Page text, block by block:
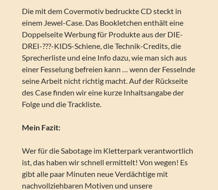
Die mit dem Covermotiv bedruckte CD steckt in
einem Jewel-Case. Das Bookletchen enthält eine
Doppelseite Werbung für Produkte aus der DIE-
DREI-???-KIDS-Schiene, die Technik-Credits, die
Sprecherliste und eine Info dazu, wie man sich aus
einer Fesselung befreien kann … wenn der Fesselnde
seine Arbeit nicht richtig macht. Auf der Rückseite
des Case finden wir eine kurze Inhaltsangabe der
Folge und die Trackliste.
Mein Fazit:
Wer für die Sabotage im Kletterpark verantwortlich
ist, das haben wir schnell ermittelt! Von wegen! Es
gibt alle paar Minuten neue Verdächtige mit
nachvollziehbaren Motiven und unsere